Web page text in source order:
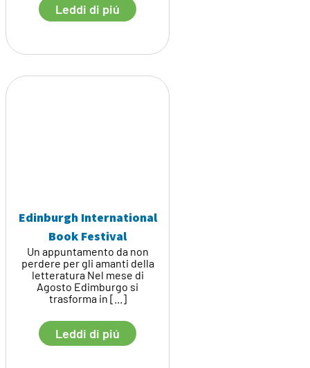
Leddi di piú
Edinburgh International
Book Festival
Un appuntamento da non
perdere per gli amanti della
letteratura Nel mese di
Agosto Edimburgo si
trasforma in [...]
Leddi di piú